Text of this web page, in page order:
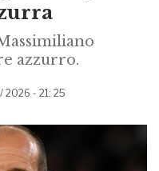
azzurro.
2026 - 21: 25